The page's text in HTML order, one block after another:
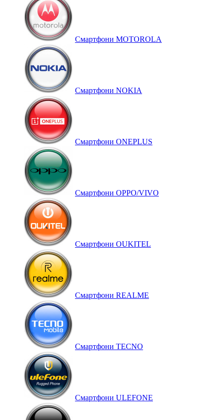
Смартфони MOTOROLA
Смартфони NOKIA
Смартфони ONEPLUS
Смартфони OPPO/VIVO
Смартфони OUKITEL
Смартфони REALME
Смартфони TECNO
Смартфони ULEFONE